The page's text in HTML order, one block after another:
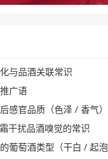
与品酒关联常识
广语
感官品质（色泽 / 香气
干扰品酒嗅觉的常识